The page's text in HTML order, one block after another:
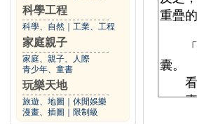
科學工程
科學、自然 工業、工程
家庭親子
家庭、親子、人際
青少年、童書
玩樂天地
旅遊、地圖
休閒娛樂
漫畫、插圖
限制級